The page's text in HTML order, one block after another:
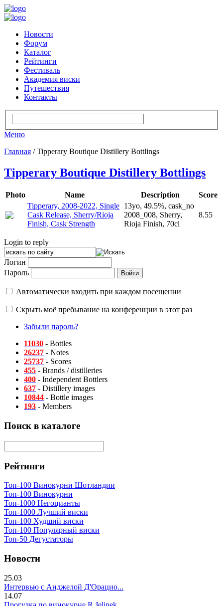
Новости
Форум
Каталог
Рейтинги
Фестиваль
Академия виски
Путешествия
Контакты
Меню
Главная / Tipperary Boutique Distillery Bottlings
Tipperary Boutique Distillery Bottlings
Photo Name Description
Score
Tipperary, 2008-2022, Single
Cask Release, Sherry/Rioja
Finish, Cask Strength
13yo, 49.5%, cask_no
2008_008, Sherry,
Rioja Finish, 70cl
8.55
Login to reply
Логин
Пароль
Автоматически входить при каждом посещении
Скрыть моё пребывание на конференции в этот раз
Забыли пароль?
11030 - Bottles
26237 - Notes
25737 - Scores
455 - Brands / distilleries
400 - Independent Bottlers
637 - Distillery images
10844 - Bottle images
193 - Members
Поиск в каталоге
Рейтинги
Топ-100 Винокурни Шотландии
Топ-100 Винокурни
Топ-1000 Негоцианты
Топ-1000 Лучший виски
Топ-100 Худший виски
Топ-100 Популярный виски
Топ-50 Дегустаторы
Новости
25.03
Интервью с Анджелой Д'Орацио...
14.07